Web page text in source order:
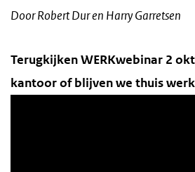
Door Robert Dur en Harry Garretsen
Terugkijken WERKwebinar 2
kantoor of blijven we thuis